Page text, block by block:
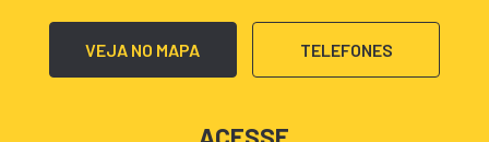
VEJA NO MAPA TELEFONES